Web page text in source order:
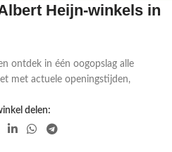
Heijn-winkels in
ontdek in één oogopslag alle
met actuele openingstijden,
delen: